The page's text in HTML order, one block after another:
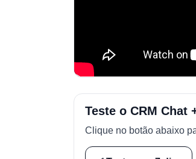
Teste o CRM Chat
Clique no botão abaixo